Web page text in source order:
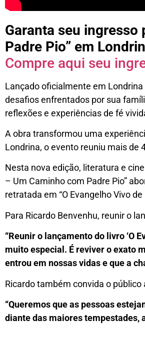
Garanta seu ingresso
Padre Pio” em
Compre aqui seu
Lançado oficialmente em Londrina
desafios enfrentados por sua
reflexões e experiências de fé
A obra transformou uma
Londrina, o evento reuniu mais de
Nesta nova edição, literatura e
– Um Caminho com Padre Pio”
retratada em “O Evangelho Vivo de
Para Ricardo Benvenhu, reunir o
“Reunir o lançamento do livro ‘O
muito especial. É reviver o exato
entrou em nossas vidas e que a
Ricardo também convida o
“Queremos que as pessoas
diante das maiores tempestades,